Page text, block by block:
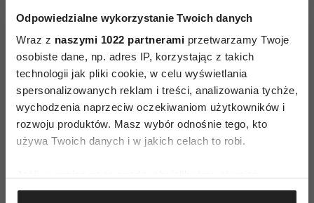
Odpowiedzialne wykorzystanie Twoich danych
Wraz z naszymi 1022 partnerami przetwarzamy Twoje
osobiste dane, np. adres IP, korzystając z takich
technologii jak pliki cookie, w celu wyświetlania
spersonalizowanych reklam i treści, analizowania tychże,
wychodzenia naprzeciw oczekiwaniom użytkowników i
rozwoju produktów. Masz wybór odnośnie tego, kto
używa Twoich danych i w jakich celach to robi.
Gromadzić dane dotyczące Twojej lokalizacji
przyjemności, to w fantastyczny sposób
zatęsknimy za dziećmi. Będziemy na nich czekać,
wypoczęci, w doskonałym nastroju
przygotujemy się na ich powrót. A potem z dobrą
energią wrócimy do stałego rytmu.A więc: dwa
tory przygotowań. Plecak dziecka na zimowe
ferie i coś specjalnie dla nas. Może pełne
w łóżkuSkładniki: